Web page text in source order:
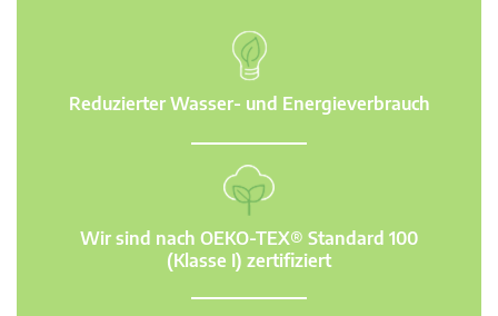
Reduzierter Wasser- und Energieverbrauch
Wir sind nach OEKO-TEX® Standard 100
(Klasse I) zertifiziert